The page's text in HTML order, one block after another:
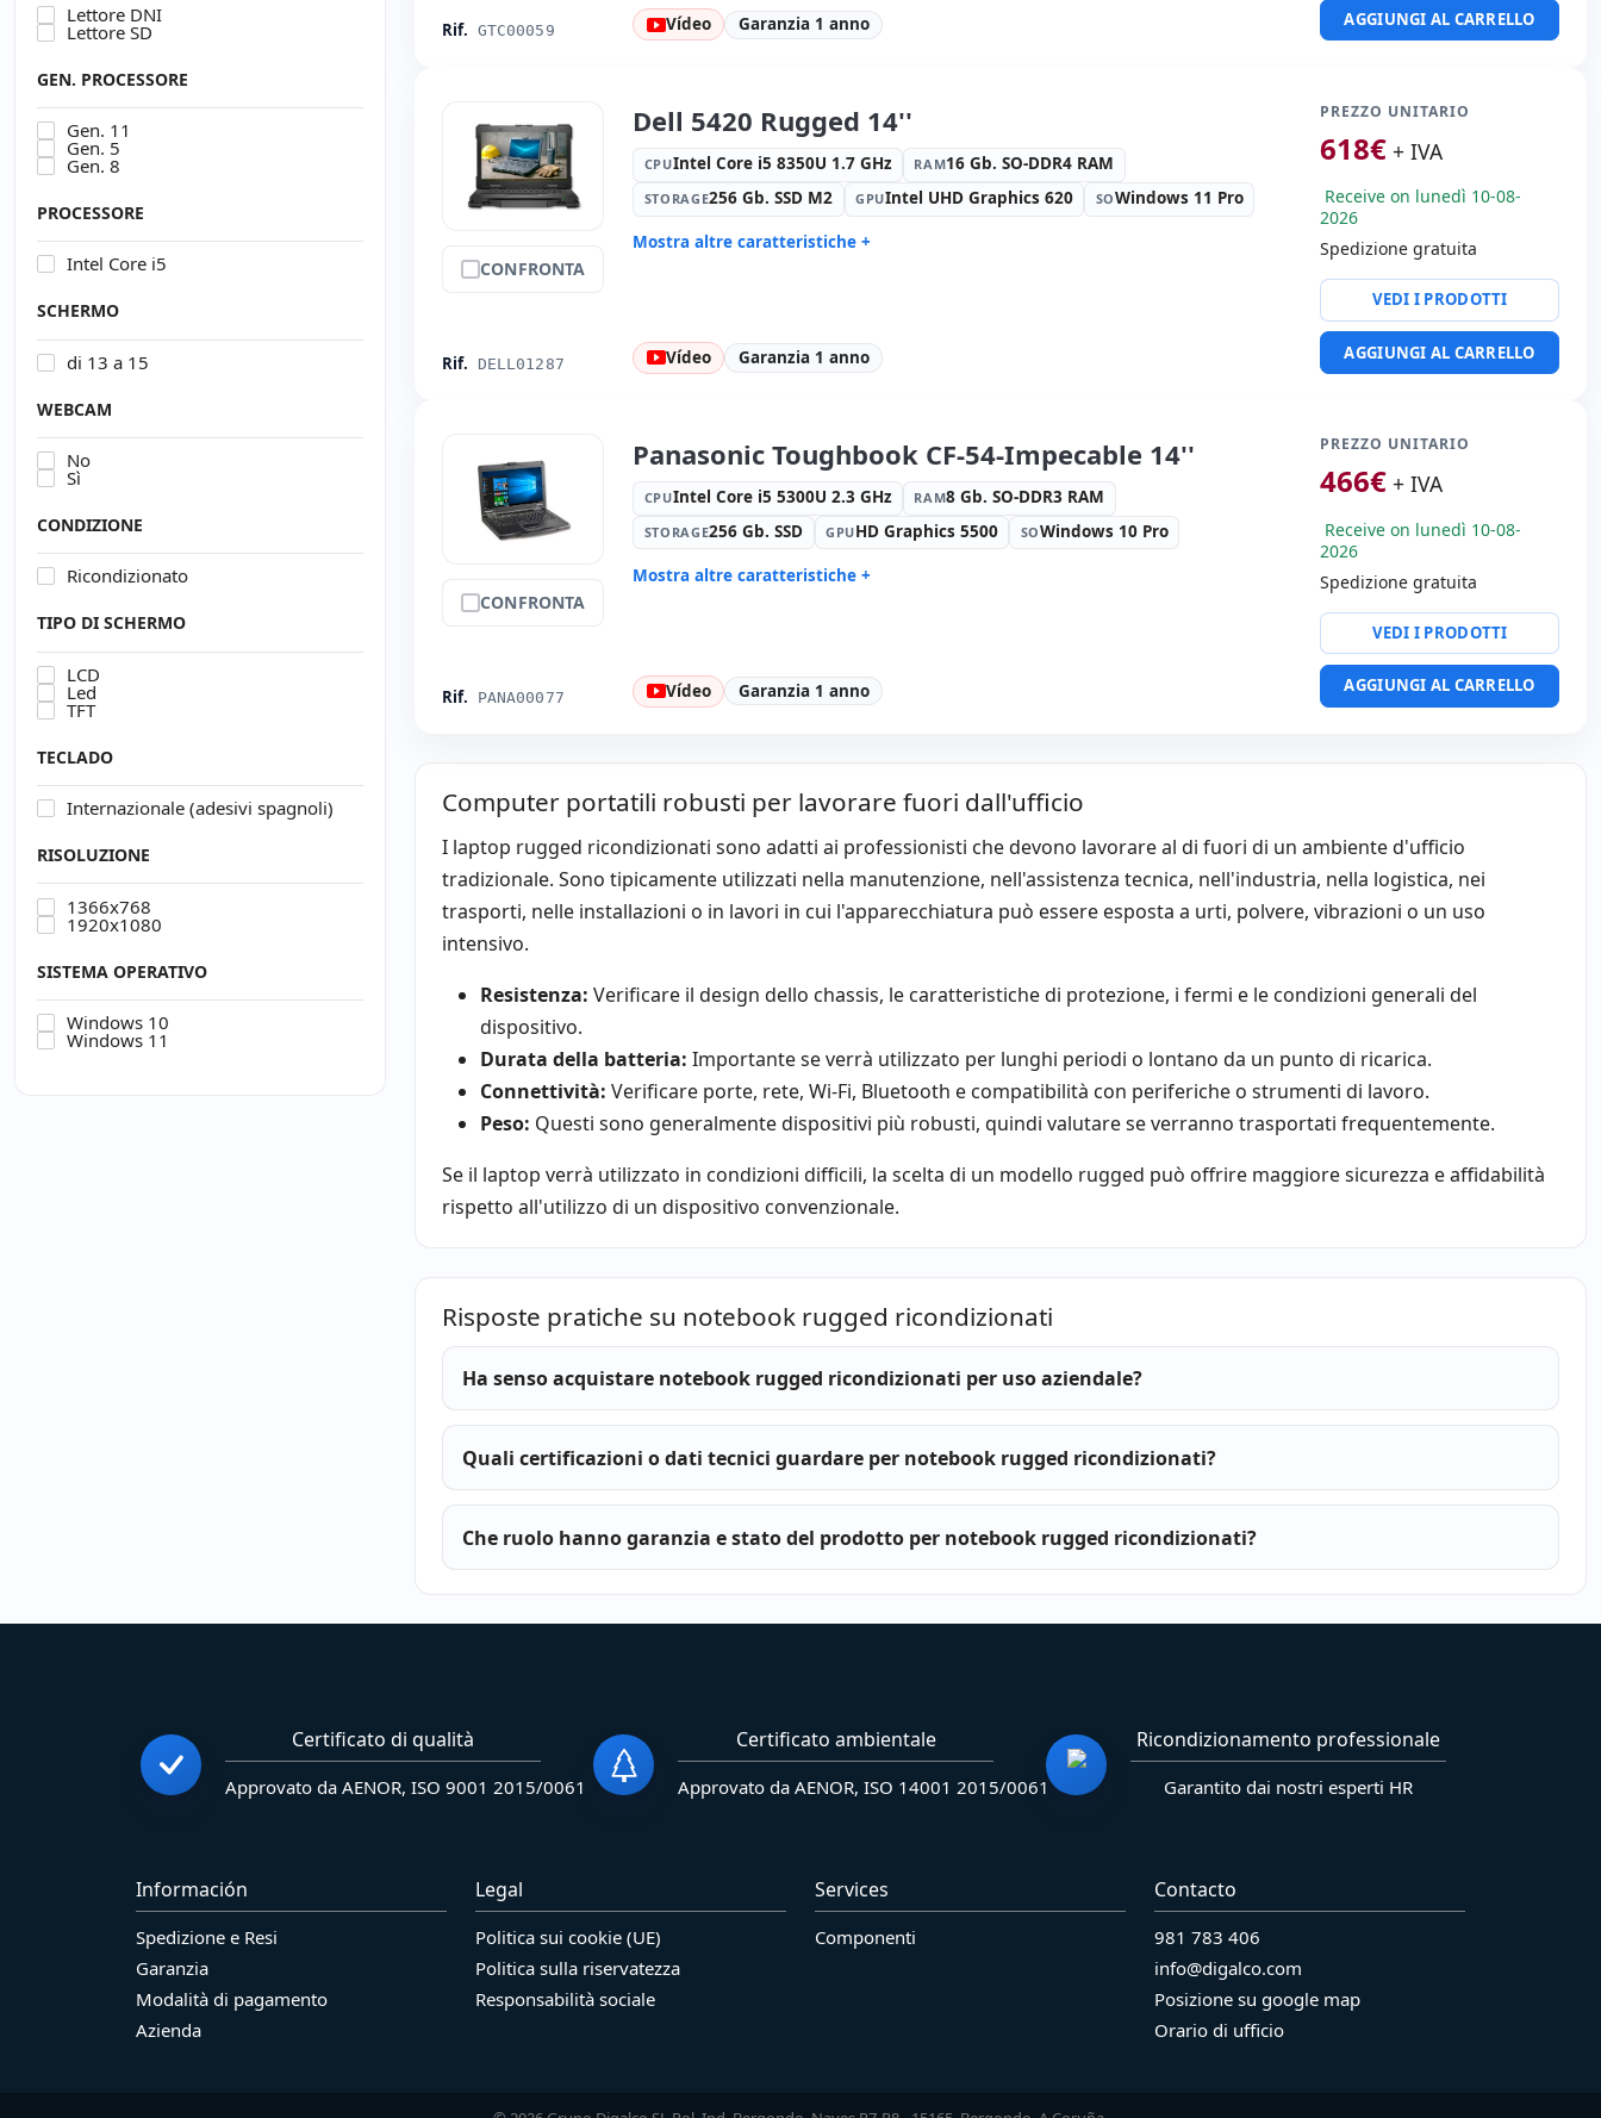
Lettore DNI
Lettore SD
GEN. PROCESSORE
Gen. 11
Gen. 5
Gen. 8
PROCESSORE
Intel Core i5
SCHERMO
di 13 a 15
WEBCAM
No
Sì
CONDIZIONE
Ricondizionato
TIPO DI SCHERMO
LCD
Led
TFT
TECLADO
Internazionale (adesivi spagnoli)
RISOLUZIONE
1366x768
1920x1080
SISTEMA OPERATIVO
Windows 10
Windows 11
Rif. GTC00059
Porte video: HDMI · Display Port
Altri: Imballaggio hR
Peso: 2.38 Kg.
Vídeo Garanzia 1 anno AGGIUNGI AL CARRELLO
CONFRONTA
Rif. DELL01287
Dell 5420 Rugged 14''
CPUIntel Core i5 8350U 1.7 GHz RAM16 Gb. SO-DDR4 RAM
STORAGE256 Gb. SSD M2 GPUIntel UHD Graphics 620 SOWindows 11 Pro
Mostra altre caratteristiche +
Porte video: HDMI · Mini Display
Altri: Imballaggio hR Dimensioni: 34.7x28.5x4 cm.
Peso: 3.40 Kg.
Vídeo Garanzia 1 anno
PREZZO UNITARIO
618€ + IVA
Receive on lunedì 10-08-
2026
Spedizione gratuita
VEDI I PRODOTTI
AGGIUNGI AL CARRELLO
CONFRONTA
Rif. PANA00077
Panasonic Toughbook CF-54-Impecable 14''
CPUIntel Core i5 5300U 2.3 GHz RAM8 Gb. SO-DDR3 RAM
STORAGE256 Gb. SSD GPUHD Graphics 5500 SOWindows 10 Pro
Mostra altre caratteristiche +
Porte video: HDMI
Peso: 2.00 Kg.
Vídeo Garanzia 1 anno
PREZZO UNITARIO
466€ + IVA
Receive on lunedì 10-08-
2026
Spedizione gratuita
VEDI I PRODOTTI
AGGIUNGI AL CARRELLO
Computer portatili robusti per lavorare fuori dall'ufficio
I laptop rugged ricondizionati sono adatti ai professionisti che devono lavorare al di fuori di un ambiente d'ufficio
tradizionale. Sono tipicamente utilizzati nella manutenzione, nell'assistenza tecnica, nell'industria, nella logistica, nei
trasporti, nelle installazioni o in lavori in cui l'apparecchiatura può essere esposta a urti, polvere, vibrazioni o un uso
intensivo.
Resistenza: Verificare il design dello chassis, le caratteristiche di protezione, i fermi e le condizioni generali del
dispositivo.
Durata della batteria: Importante se verrà utilizzato per lunghi periodi o lontano da un punto di ricarica.
Connettività: Verificare porte, rete, Wi-Fi, Bluetooth e compatibilità con periferiche o strumenti di lavoro.
Peso: Questi sono generalmente dispositivi più robusti, quindi valutare se verranno trasportati frequentemente.
Se il laptop verrà utilizzato in condizioni difficili, la scelta di un modello rugged può offrire maggiore sicurezza e affidabilità
rispetto all'utilizzo di un dispositivo convenzionale.
Risposte pratiche su notebook rugged ricondizionati
Ha senso acquistare notebook rugged ricondizionati per uso aziendale?
Quali certificazioni o dati tecnici guardare per notebook rugged ricondizionati?
Che ruolo hanno garanzia e stato del prodotto per notebook rugged ricondizionati?
Certificato di qualità
Approvato da AENOR, ISO 9001 2015/0061
Certificato ambientale
Approvato da AENOR, ISO 14001 2015/0061
Ricondizionamento professionale
Garantito dai nostri esperti HR
Información
Spedizione e Resi
Garanzia
Modalità di pagamento
Azienda
Legal
Politica sui cookie (UE)
Politica sulla riservatezza
Responsabilità sociale
Services
Componenti
Contacto
981 783 406
info@digalco.com
Posizione su google map
Orario di ufficio